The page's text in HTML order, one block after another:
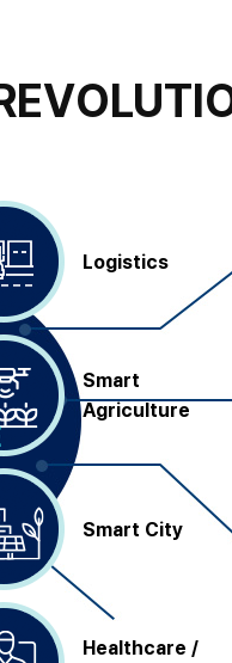
Logistics
Smart
Agriculture
Smart City
Healthcare /